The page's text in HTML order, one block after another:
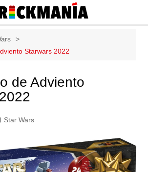
construcciones LEGO: Star
Potter, City, Friends, Technic,
Starwars 2022
de Adviento
Star Wars